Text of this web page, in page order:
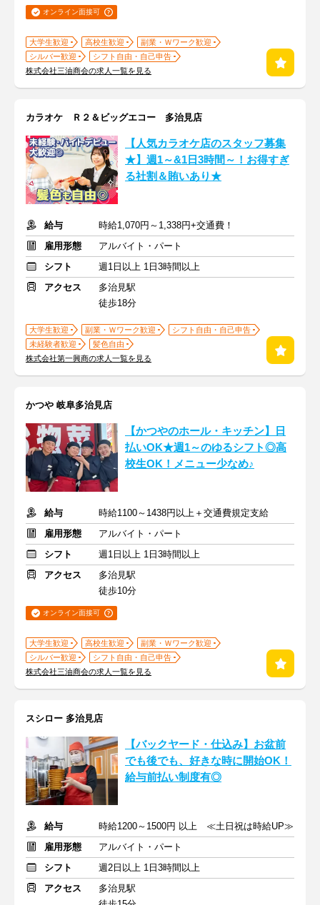
オンライン面接可
大学生歓迎 高校生歓迎
副業・Ｗワーク歓迎
シルバー歓迎
シフト自由・自己申告
株式会社三油商会の求人一覧を見る
カラオケ Ｒ２＆ビッグエコー 多治見店
【人気カラオケ店のスタッフ募集
★】週1～&1日3時間～！お得すぎ
る社割＆賄いあり★
給与
時給1,070円～1,338円+交通費！
雇用形態
アルバイト・パート
シフト
週1日以上 1日3時間以上
アクセス
多治見駅
徒歩18分
大学生歓迎 副業・Ｗワーク歓迎
シフト自由・自己申告
未経験者歓迎
髪色自由
株式会社第一興商の求人一覧を見る
かつや 岐阜多治見店
【かつやのホール・キッチン】日
払いOK★週1～のゆるシフト◎高
校生OK！メニュー少なめ♪
給与
時給1100～1438円以上＋交通費規定支給
雇用形態
アルバイト・パート
シフト
週1日以上 1日3時間以上
アクセス
多治見駅
徒歩10分
オンライン面接可
大学生歓迎 高校生歓迎
副業・Ｗワーク歓迎
シルバー歓迎
シフト自由・自己申告
株式会社三油商会の求人一覧を見る
スシロー 多治見店
【バックヤード・仕込み】お盆前
でも後でも、好きな時に開始OK！
給与前払い制度有◎
給与
時給1200～1500円 以上 ≪土日祝は時給UP≫
雇用形態
アルバイト・パート
シフト
週2日以上 1日3時間以上
アクセス
多治見駅